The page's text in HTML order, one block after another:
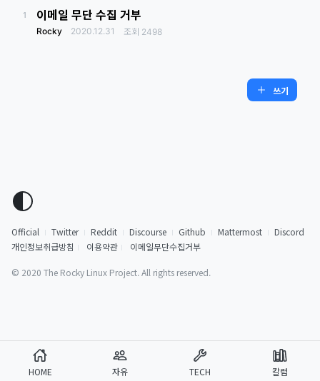
1 이메일 무단 수집 거부
Rocky 2020.12.31 조회 2498
쓰기
Official Twitter Reddit Discourse Github Mattermost
Discord
개인정보취급방침
이용약관 이메일무단수집거부
© 2020 The Rocky Linux Project. All rights reserved.
HOME 자유 TECH 칼럼